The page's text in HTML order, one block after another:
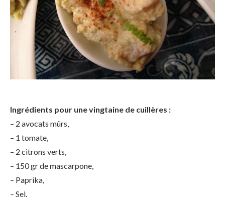
Ingrédients pour une vingtaine de cuillères :
– 2 avocats mûrs,
– 1 tomate,
– 2 citrons verts,
– 150 gr de mascarpone,
– Paprika,
– Sel.